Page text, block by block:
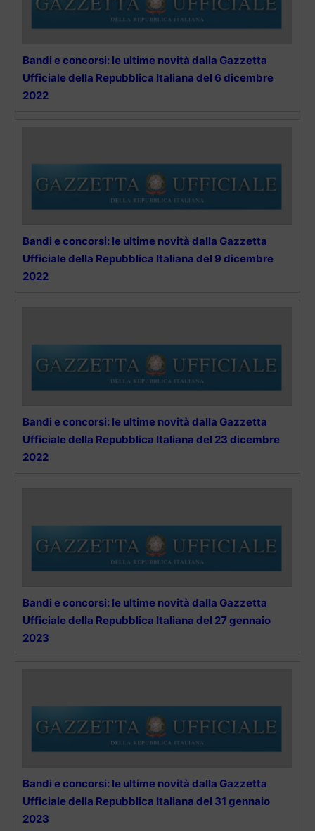
Bandi e concorsi: le ultime novità dalla Gazzetta
Ufficiale della Repubblica Italiana del 6 dicembre
2022
Bandi e concorsi: le ultime novità dalla Gazzetta
Ufficiale della Repubblica Italiana del 9 dicembre
2022
Bandi e concorsi: le ultime novità dalla Gazzetta
Ufficiale della Repubblica Italiana del 23 dicembre
2022
Bandi e concorsi: le ultime novità dalla Gazzetta
Ufficiale della Repubblica Italiana del 27 gennaio
2023
Bandi e concorsi: le ultime novità dalla Gazzetta
Ufficiale della Repubblica Italiana del 31 gennaio
2023